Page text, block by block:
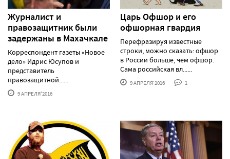
Журналист и
правозащитник были
задержаны в Махачкале
Корреспондент газеты «Новое
дело» Идрис Юсупов и
представитель
правозащитной......
9 АПРЕЛЯ'2016
Царь Офшор и его
офшорная гвардия
Перефразируя известные
строки, можно сказать: офшор
в России больше, чем офшор.
Сама российская вл......
9 АПРЕЛЯ'2016 1